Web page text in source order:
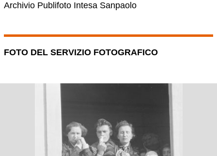
Archivio Publifoto Intesa Sanpaolo
FOTO DEL SERVIZIO FOTOGRAFICO